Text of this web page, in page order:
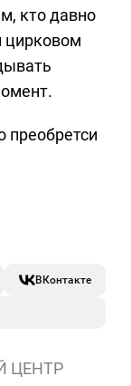
кто давно
цирковом
преобретси
ВКонтакте
ЦЕНТР